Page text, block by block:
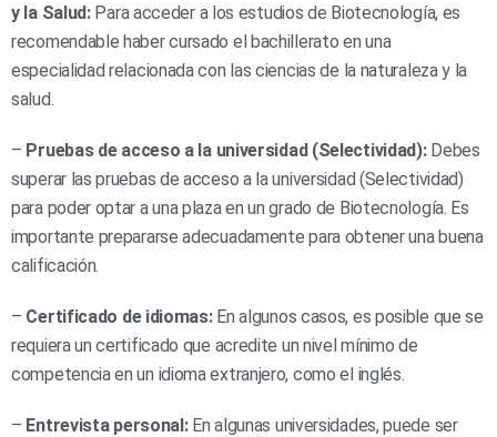
y la Salud:Para acceder a los estudios de Biotecnología, es
recomendable haber cursado el bachillerato en una
especialidad relacionada con las ciencias de la naturaleza y la
salud.
– Pruebas de acceso a la universidad (Selectividad):Debes
superar las pruebas de acceso a la universidad (Selectividad)
para poder optar a una plaza en un grado de Biotecnología. Es
importante prepararse adecuadamente para obtener una buena
calificación.
– Certificado de idiomas:En algunos casos, es posible que se
requiera un certificado que acredite un nivel mínimo de
competencia en un idioma extranjero, como el inglés.
– Entrevista personal:En algunas universidades, puede ser